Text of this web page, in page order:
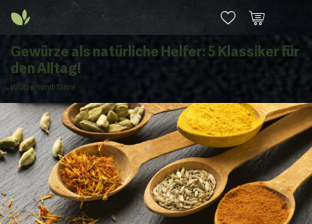
Gewürze als natürliche Helfer: 5 Klassiker für
den Alltag!
Würzen mit Sinn!